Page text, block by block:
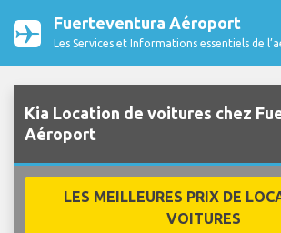
Fuerteventura Aéroport
Les Services et Informations essentiels de
Kia Location de voitures chez
Aéroport
LES MEILLEURES PRIX DE
VOITURES